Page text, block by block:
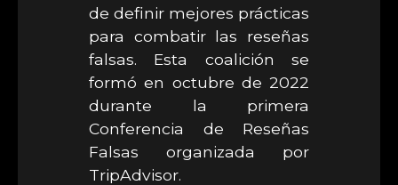
de definir mejores prácticas
para combatir las reseñas
falsas. Esta coalición se
formó en octubre de 2022
durante la primera
Conferencia de Reseñas
Falsas organizada por
TripAdvisor.